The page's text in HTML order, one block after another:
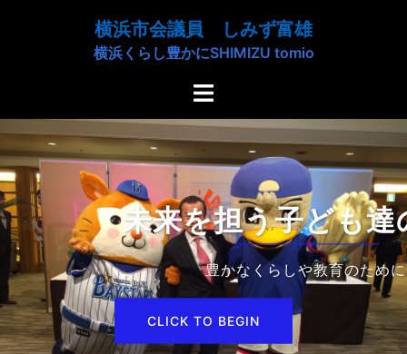
へ
ス
キ
ッ
プ
横浜市会議員 しみず富雄
横浜くらし豊かにSHIMIZU tomio
ト
メ
ニ
ュ
ー
未来を担う子ども達の為に
豊かなくらしや教育のために
CLICK TO BEGIN